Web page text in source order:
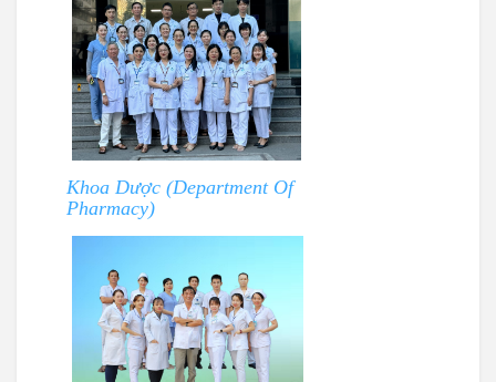
Khoa Dược (Department Of
Pharmacy)